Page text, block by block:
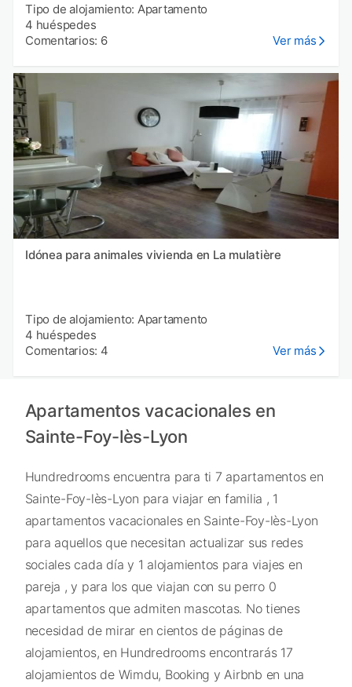
Tipo de alojamiento: Apartamento
4 huéspedes
Comentarios: 6
Ver más
Idónea para animales vivienda en La mulatière
Tipo de alojamiento: Apartamento
4 huéspedes
Comentarios: 4
Ver más
Apartamentos vacacionales en
Sainte-Foy-lès-Lyon
Hundredrooms encuentra para ti 7 apartamentos en
Sainte-Foy-lès-Lyon para viajar en familia , 1
apartamentos vacacionales en Sainte-Foy-lès-Lyon
para aquellos que necesitan actualizar sus redes
sociales cada día y 1 alojamientos para viajes en
pareja , y para los que viajan con su perro 0
apartamentos que admiten mascotas. No tienes
necesidad de mirar en cientos de páginas de
alojamientos, en Hundredrooms encontrarás 17
alojamientos de Wimdu, Booking y Airbnb en una